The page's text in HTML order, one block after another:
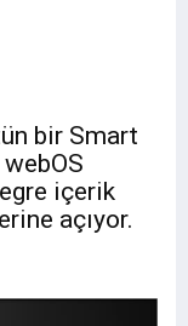
bir Smart
içerik
açıyor.